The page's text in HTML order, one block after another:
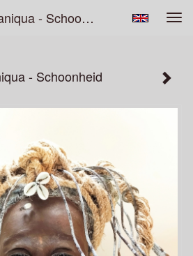
Lilian Wessels - Shaniqua - Schoonheid
- Schoonheid